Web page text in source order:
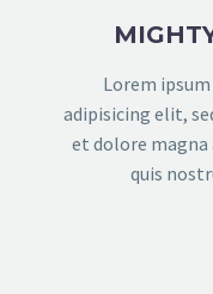
Lorem
adipisicing elit,
et dolore magna
quis